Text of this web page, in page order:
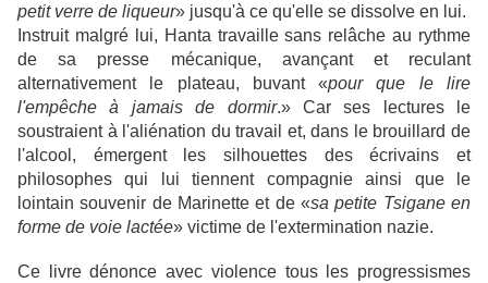
petit verre de liqueur» jusqu'à ce qu'elle se dissolve en lui.
Instruit malgré lui, Hanta travaille sans relâche au rythme
de sa presse mécanique, avançant et reculant
alternativement le plateau, buvant «pour que le lire
l'empêche à jamais de dormir.» Car ses lectures le
soustraient à l'aliénation du travail et, dans le brouillard de
l'alcool, émergent les silhouettes des écrivains et
philosophes qui lui tiennent compagnie ainsi que le
lointain souvenir de Marinette et de «sa petite Tsigane en
forme de voie lactée» victime de l'extermination nazie.
Ce livre dénonce avec violence tous les progressismes